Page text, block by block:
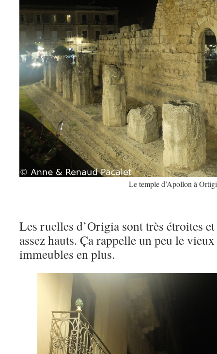
Le temple d’Apollon à
Les ruelles d’Origia sont très étroites
assez hauts. Ça rappelle un peu le
immeubles en plus.